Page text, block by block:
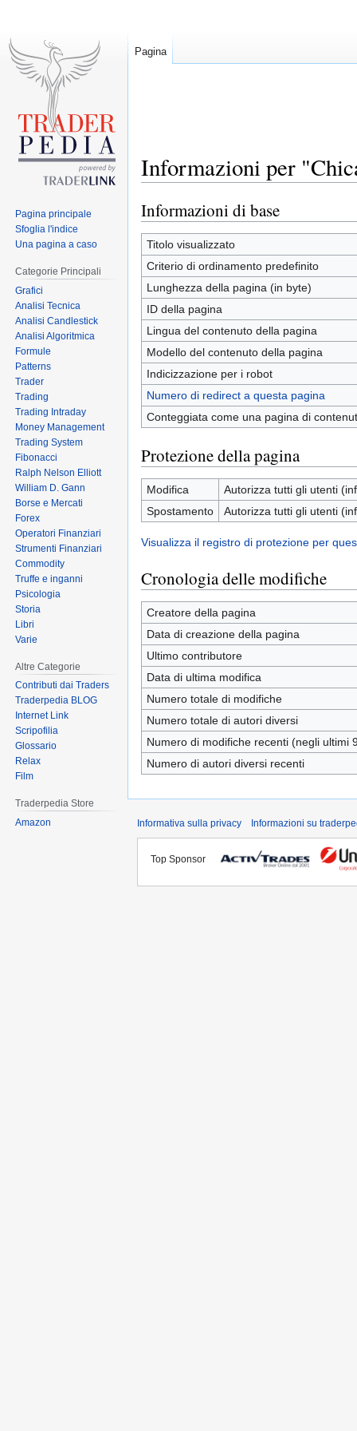
Informazioni per
Jump
to
navigation
Jump
to
search
Informazioni di base
Titolo visualizzato
Criterio di ordinamento predefinito
Lunghezza della pagina (in byte)
ID della pagina
Lingua del contenuto della pagina
Modello del contenuto della pagina
Indicizzazione per i robot
Numero di redirect a questa pagina
Conteggiata come una pagina di
Protezione della pagina
Modifica
Autorizza tutti gli utenti
Spostamento
Autorizza tutti gli utenti
Visualizza il registro di protezione per
Cronologia delle modifiche
Creatore della pagina
Data di creazione della pagina
Ultimo contributore
Data di ultima modifica
Numero totale di modifiche
Numero totale di autori diversi
Numero di modifiche recenti (negli ultimi
Numero di autori diversi recenti
Pagina
Pagina principale
Sfoglia l'indice
Una pagina a caso
Categorie Principali
Grafici
Analisi Tecnica
Analisi Candlestick
Analisi Algoritmica
Formule
Patterns
Trader
Trading
Trading Intraday
Money Management
Trading System
Fibonacci
Ralph Nelson Elliott
William D. Gann
Borse e Mercati
Forex
Operatori Finanziari
Strumenti Finanziari
Commodity
Truffe e inganni
Psicologia
Storia
Libri
Varie
Altre Categorie
Contributi dai Traders
Traderpedia BLOG
Internet Link
Scripofilia
Glossario
Relax
Film
Traderpedia Store
Amazon
Informativa sulla privacy Informazioni su
Top Sponsor